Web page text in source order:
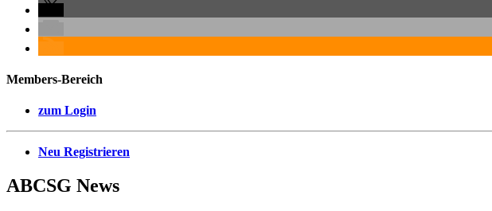
Members-Bereich
zum Login
Neu Registrieren
ABCSG News